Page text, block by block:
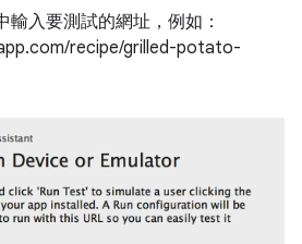
輸入要測試的網址，例如：
recipe/grilled-potato-